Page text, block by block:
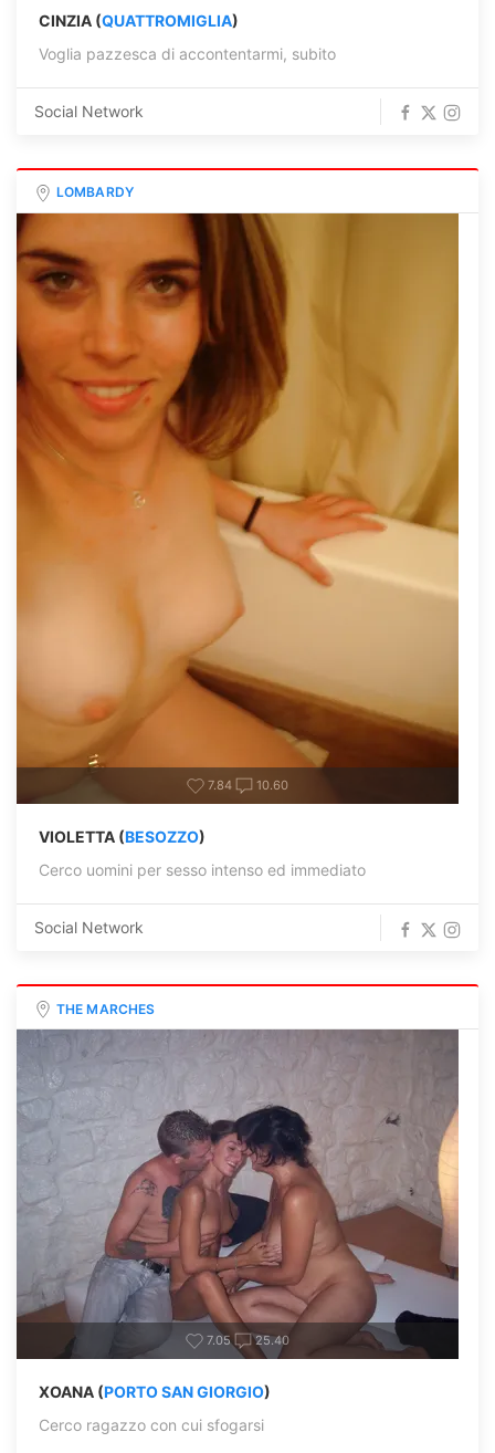
CINZIA (QUATTROMIGLIA)
Voglia pazzesca di accontentarmi, subito
Social Network
LOMBARDY
7.84 10.60
VIOLETTA (BESOZZO)
Cerco uomini per sesso intenso ed immediato
Social Network
THE MARCHES
7.05 25.40
XOANA (PORTO SAN GIORGIO)
Cerco ragazzo con cui sfogarsi